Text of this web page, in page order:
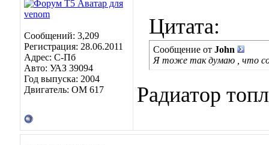
Сообщений: 3,209
Регистрация: 28.06.2011
Адрес: C-Пб
Авто: УАЗ 39094
Год выпуска: 2004
Двигатель: OM 617
Цитата:
Сообщение от John
Я тоже так думаю , что
Радиатор